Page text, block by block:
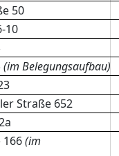
50
10
(im Belegungsaufbau)
Straße 652
166(im